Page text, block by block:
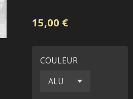
15,00 €
COULEUR